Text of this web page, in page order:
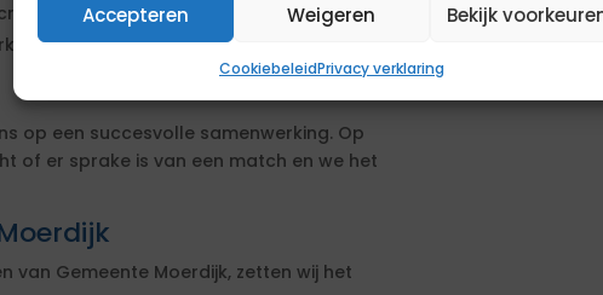
Accepteren Weigeren Bekijk
CookiebeleidPrivacy verklaring
van de opdrachtgever
om je positie in kaart te
op een succesvolle samenwerking. Op
of er sprake is van een match en we het
van Gemeente Moerdijk, zetten wij het